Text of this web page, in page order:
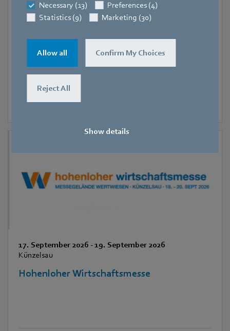
Necessary (13)
Preferences (4)
Statistics (9)
Marketing (30)
Allow all Confirm My Choices
Reject All
Show details
Hanoi
17. September 2026 -19. September 2026
Künzelsau
Hohenloher Wirtschaftsmesse